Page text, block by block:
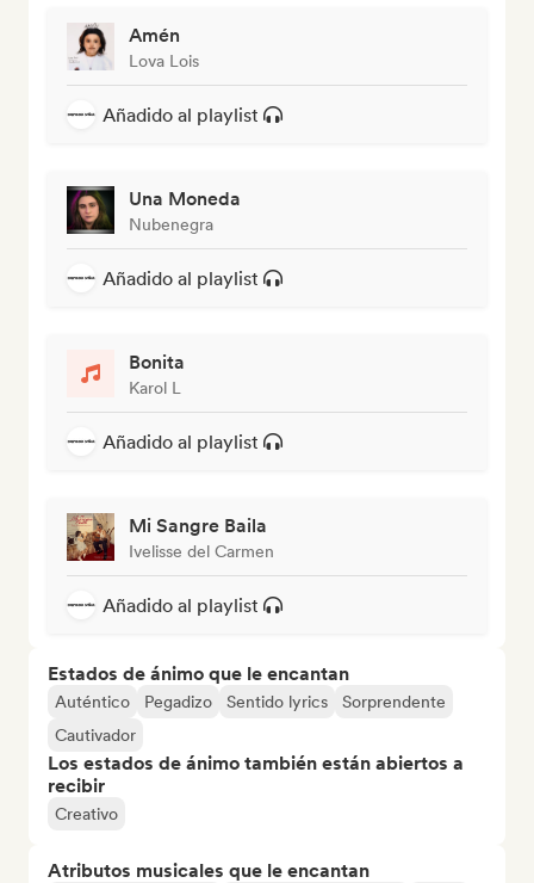
Amén
Lova Lois
Añadido al playlist
Una Moneda
Nubenegra
Añadido al playlist
Bonita
Karol L
Añadido al playlist
Mi Sangre Baila
Ivelisse del Carmen
Añadido al playlist
Estados de ánimo que le encantan
Auténtico Pegadizo Sentido lyrics
Sorprendente
Cautivador
Los estados de ánimo también están abiertos a
recibir
Creativo
Atributos musicales que le encantan